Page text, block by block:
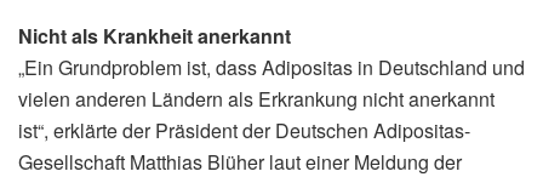
Nicht als Krankheit anerkannt
„Ein Grundproblem ist, dass Adipositas in Deutschland und
vielen anderen Ländern als Erkrankung nicht anerkannt
ist“, erklärte der Präsident der Deutschen Adipositas-
Gesellschaft Matthias Blüher laut einer Meldung der